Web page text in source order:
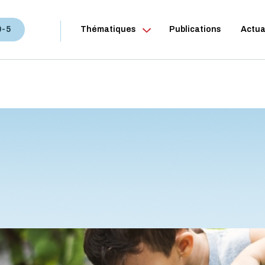
Thématiques
5 Publications